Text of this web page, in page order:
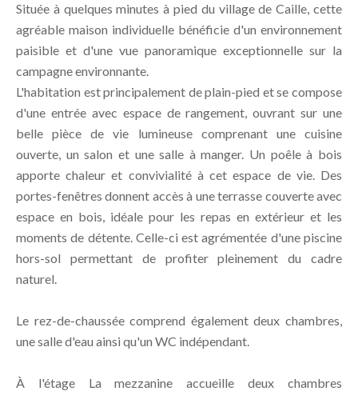
Située à quelques minutes à pied du village de Caille, cette
agréable maison individuelle bénéficie d'un environnement
paisible et d'une vue panoramique exceptionnelle sur la
campagne environnante.
L'habitation est principalement de plain-pied et se compose
d'une entrée avec espace de rangement, ouvrant sur une
belle pièce de vie lumineuse comprenant une cuisine
ouverte, un salon et une salle à manger. Un poêle à bois
apporte chaleur et convivialité à cet espace de vie. Des
portes-fenêtres donnent accès à une terrasse couverte avec
espace en bois, idéale pour les repas en extérieur et les
moments de détente. Celle-ci est agrémentée d'une piscine
hors-sol permettant de profiter pleinement du cadre
naturel.
Le rez-de-chaussée comprend également deux chambres,
une salle d'eau ainsi qu'un WC indépendant.
À l'étage La mezzanine accueille deux chambres